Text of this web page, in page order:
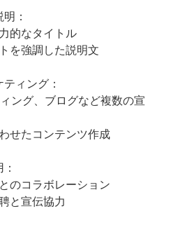
：
的なタイトル
を強調した説明文
ィング：
ング、ブログなど複数の宣
せたコンテンツ作成
のコラボレーション
と宣伝協力